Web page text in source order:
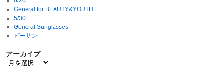
General for BEAUTY&YOUTH
5/30
General Sunglasses
ビーサン
アーカイブ